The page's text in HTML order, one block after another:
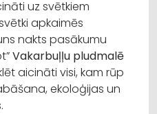
uz svētkiem
apkaimēs
nakts pasākumu
Vakarbuļļu pludmalē
aicināti visi, kam rūp
ekoloģijas un